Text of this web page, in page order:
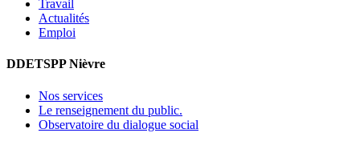
Travail
Actualités
Emploi
DDETSPP Nièvre
Nos services
Le renseignement du public.
Observatoire du dialogue social